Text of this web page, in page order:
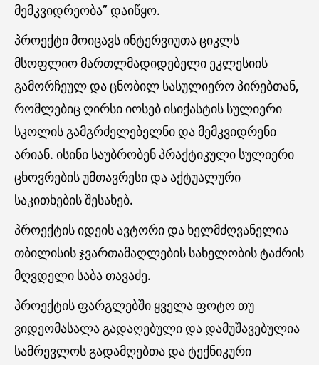
მემკვიდრეობა” დაიწყო.
პროექტი მოიცავს ინტერვიუთა ციკლს
მსოფლიო მართლმადიდებელი ეკლესიის
გამორჩეულ და ცნობილ სასულიერო პირებთან,
რომლებიც ღირსი იოსებ ისიქასტის სულიერი
სკოლის გამგრძელებელნი და მემკვიდრენი
არიან. ისინი საუბრობენ პრაქტიკული სულიერი
ცხოვრების უმთავრესი და აქტუალური
საკითხების შესახებ.
პროექტის იდეის ავტორი და ხელმძღვანელია
თბილისის ჯვართამაღლების სახელობის ტაძრის
მღვდელი საბა თავაძე.
პროექტის ფარგლებში ყველა ფოტო თუ
ვიდეომასალა გადაღებული და დამუშავებულია
სამრევლოს გადამღებთა და ტექნიკური